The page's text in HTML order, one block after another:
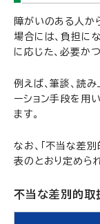
障がいのある人か
場合には、負担に
に応じた、必要か
例えば、筆談、読
ーション手段を用
ます。
なお、「不当な差
表のとおり定めら
不当な差別的取